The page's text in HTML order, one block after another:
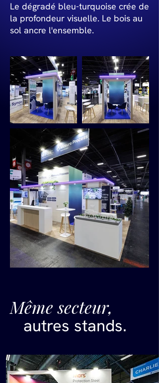
Le dégradé bleu-turquoise crée de
la profondeur visuelle. Le bois au
sol ancre l'ensemble.
Même secteur,
autres stands.